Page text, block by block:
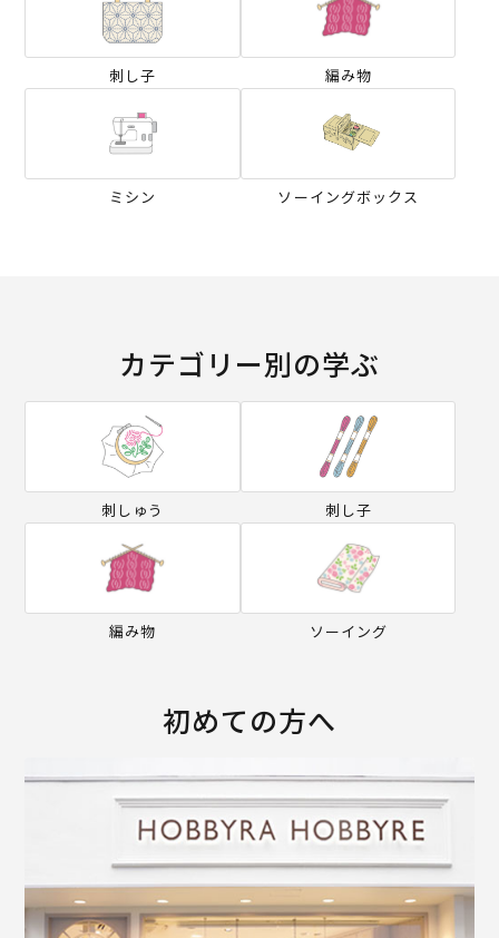
刺し子 編み物
ミシン ソーイングボックス
カテゴリー別の学ぶ
刺しゅう 刺し子
編み物 ソーイング
初めての方へ